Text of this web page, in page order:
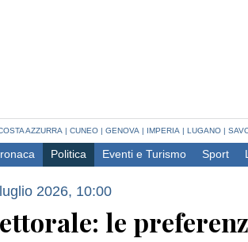
AZZURRA | CUNEO | GENOVA | IMPERIA | LUGANO |
Politica Eventi e Turismo Sport
2026, 10:00
le